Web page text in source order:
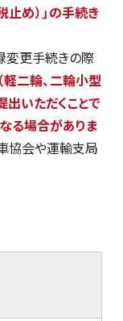
め）」の手続き
変更手続きの際
軽二輪、二輪小型
出いただくことで
る場合がありま
協会や運輸支局